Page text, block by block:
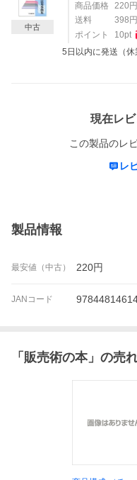
商品価格 220 円
送料
398 円
ポイント
10pt
5日以内に発送（休
中古
現在レ
この製品のレ
レ
製品情報
最安値（中古） 220円
JANコード
「 販売術の本」の売